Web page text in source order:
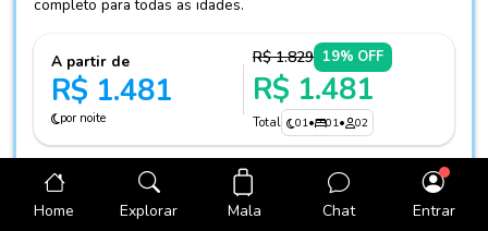
completo para todas as idades.
A partir de
R$ 1.481
por noite
R$ 1.829 19% OFF
R$ 1.481
Total 01• 01• 02
Ver Hotel
Home Explorar Mala Chat Entrar